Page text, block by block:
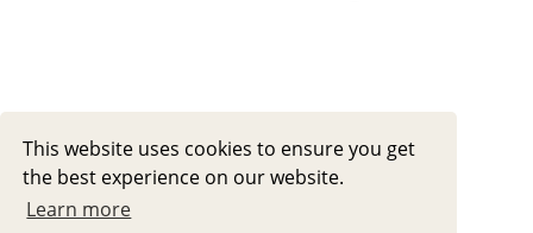
This website uses cookies to ensure you get
the best experience on our website.
Learn more